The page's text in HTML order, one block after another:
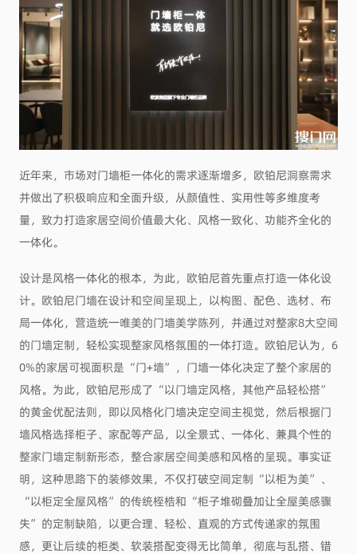
近年来，市场对门墙柜一体化的需求逐渐增多，欧铂尼洞察需求
并做出了积极响应和全面升级，从颜值性、实用性等多维度考
量，致力打造家居空间价值最大化、风格一致化、功能齐全化的
一体化。
设计是风格一体化的根本，为此，欧铂尼首先重点打造一体化设
计。欧铂尼门墙在设计和空间呈现上，以构图、配色、选材、布
局一体化，营造统一唯美的门墙美学陈列，并通过对整家8大空间
的门墙定制，轻松实现整家风格氛围的一体打造。欧铂尼认为，6
0%的家居可视面积是“门+墙”，门墙一体化决定了整个家居的
风格。为此，欧铂尼形成了“以门墙定风格，其他产品轻松搭”
的黄金优配法则，即以风格化门墙决定空间主视觉，然后根据门
墙风格选择柜子、家配等产品，以全景式、一体化、兼具个性的
整家门墙定制新形态，整合家居空间美感和风格的呈现。事实证
明，这种思路下的装修效果，不仅打破空间定制“以柜为美”、
“以柜定全屋风格”的传统桎梏和“柜子堆砌叠加让全屋美感骤
失”的定制缺陷，以更合理、轻松、直观的方式传递家的氛围
感，更让后续的柜类、软装搭配变得无比简单，彻底与乱搭、错